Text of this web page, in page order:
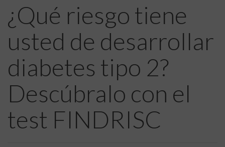
¿Qué riesgo tiene
usted de desarrollar
diabetes tipo 2?
Descúbralo con el
test FINDRISC